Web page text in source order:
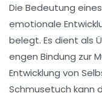
Die Bedeutung
emotionale
belegt. Es dient als
engen Bindung zur
Entwicklung von
Schmusetuch kann